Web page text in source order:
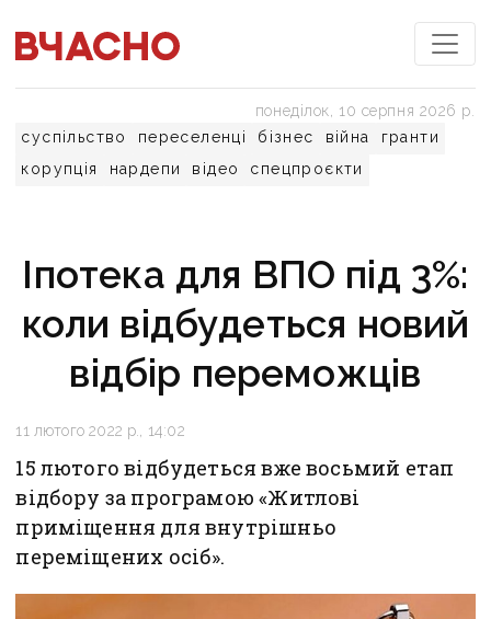
суспільство переселенці бізнес війна
гранти
корупція
нардепи відео спецпроєкти
понеділок, 10 серпня 2026 р.
Іпотека для ВПО під 3%:
коли відбудеться новий
відбір переможців
11 лютого 2022 р., 14:02
15 лютого відбудеться вже восьмий етап
відбору за програмою «Житлові
приміщення для внутрішньо
переміщених осіб».